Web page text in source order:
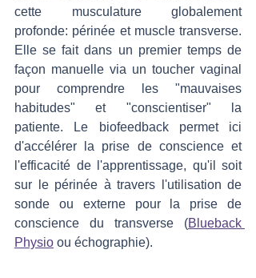
cette musculature globalement
profonde: périnée et muscle transverse.
Elle se fait dans un premier temps de
façon manuelle via un toucher vaginal
pour comprendre les "mauvaises
habitudes" et "conscientiser" la
patiente. Le biofeedback permet ici
d'accélérer la prise de conscience et
l'efficacité de l'apprentissage, qu'il soit
sur le périnée à travers l'utilisation de
sonde ou externe pour la prise de
conscience du transverse (Blueback
Physio ou échographie).